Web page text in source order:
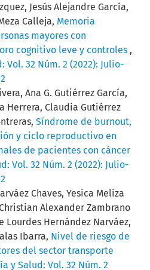
Jesús Alejandre García,
Calleja, Memoria
mayores con
cognitivo leve y controles ,
Vol. 32 Núm. 2 (2022): Julio-
Ana G. Gutiérrez García,
Herrera, Claudia Gutiérrez
Síndrome de burnout,
y ciclo reproductivo en
de pacientes con cáncer
Vol. 32 Núm. 2 (2022): Julio-
Chaves, Yesica Meliza
Alexander Zambrano
Lourdes Hernández Narváez,
Ibarra, Nivel de riesgo de
del sector transporte
y Salud: Vol. 32 Núm. 2